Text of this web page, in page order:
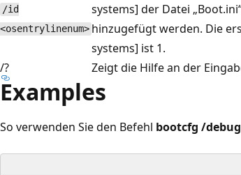
/id
<osentrylinenum>
systems] der Datei
hinzugefügt werden. Die
systems] ist 1.
/?
Zeigt die Hilfe an der
Examples
So verwenden Sie den Befehl bootcfg /debug